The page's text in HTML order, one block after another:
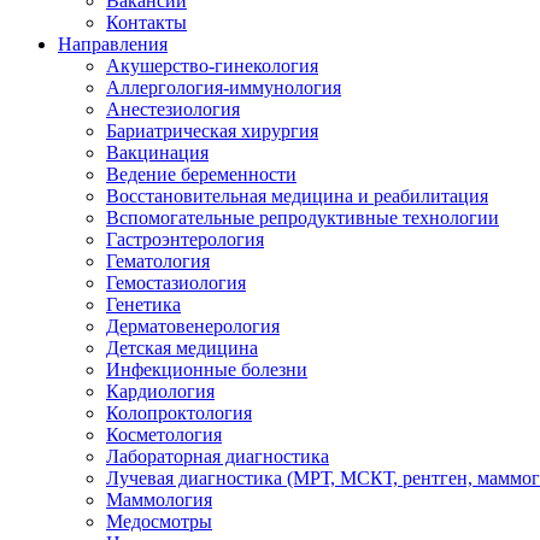
Контакты
Направления
Акушерство-гинекология
Аллергология-иммунология
Анестезиология
Бариатрическая хирургия
Вакцинация
Ведение беременности
Восстановительная медицина и реабилитация
Вспомогательные репродуктивные технологии
Гастроэнтерология
Гематология
Гемостазиология
Генетика
Дерматовенерология
Детская медицина
Инфекционные болезни
Кардиология
Колопроктология
Косметология
Лабораторная диагностика
Лучевая диагностика (МРТ, МСКТ, рентген,
Маммология
Медосмотры